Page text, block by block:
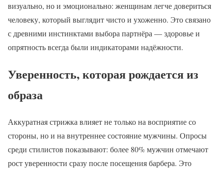
визуально, но и эмоционально: женщинам легче довериться
человеку, который выглядит чисто и ухоженно. Это связано
с древними инстинктами выбора партнёра — здоровье и
опрятность всегда были индикаторами надёжности.
Уверенность, которая рождается из
образа
Аккуратная стрижка влияет не только на восприятие со
стороны, но и на внутреннее состояние мужчины. Опросы
среди стилистов показывают: более 80% мужчин отмечают
рост уверенности сразу после посещения барбера. Это